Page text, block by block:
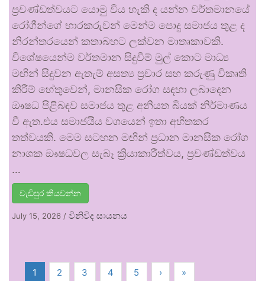
ප්‍රචණ්ඩත්වයට යොමු විය හැකි ද යන්න වර්තමානයේ
රෝගීන්ගේ භාරකරුවන් මෙන්ම පොදු සමාජය තුළ ද
නිරන්තරයෙන් කතාබහට ලක්වන මාතෘකාවකි.
විශේෂයෙන්ම වර්තමාන සිදුවීම් මුල් කොට මාධ්‍ය
මඟින් සිදුවන ඇතැම් අසත්‍ය ප්‍රචාර සහ කරුණු විකෘති
කිරීම් හේතුවෙන්, මානසික රෝග සඳහා ලබාදෙන
ඖෂධ පිළිබඳව සමාජය තුළ අනියත බියක් නිර්මාණය
වී ඇත.එය සමාජයීය වශයෙන් ඉතා අහිතකර
තත්වයකි. මෙම සටහන මඟින් ප්‍රධාන මානසික රෝග
නාශක ඖෂධවල සැබෑ ක්‍රියාකාරීත්වය, ප්‍රචණ්ඩත්වය
…
වැඩිපුර කියවන්න
July 15, 2026 / විනිවිද සායනය
1 2 3 4 5 › »